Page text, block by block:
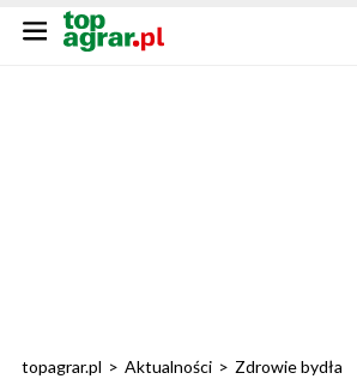
topagrar.pl > Aktualności > Zdrowie bydła